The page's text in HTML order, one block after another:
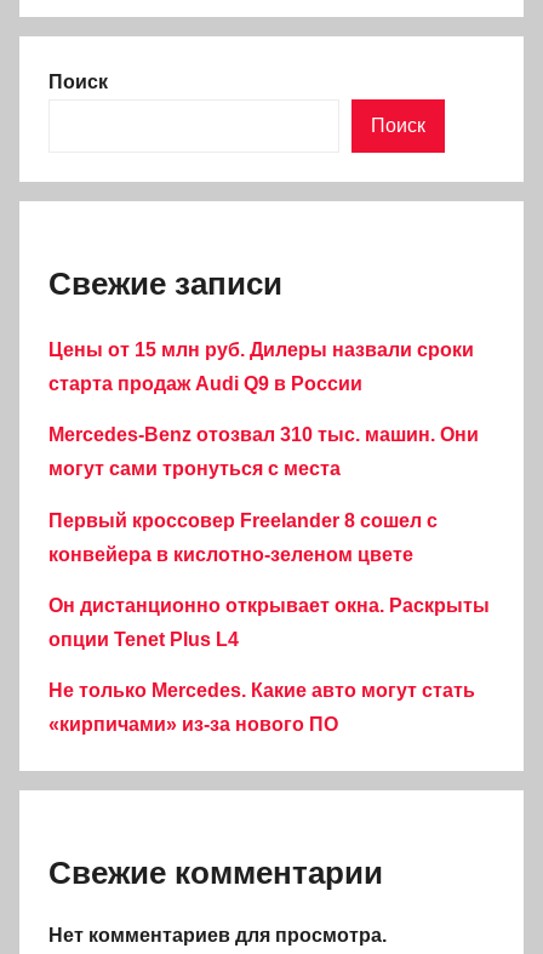
Поиск
Поиск
Свежие записи
Цены от 15 млн руб. Дилеры назвали сроки
старта продаж Audi Q9 в России
Mercedes-Benz отозвал 310 тыс. машин. Они
могут сами тронуться с места
Первый кроссовер Freelander 8 сошел с
конвейера в кислотно-зеленом цвете
Он дистанционно открывает окна. Раскрыты
опции Tenet Plus L4
Не только Mercedes. Какие авто могут стать
«кирпичами» из-за нового ПО
Свежие комментарии
Нет комментариев для просмотра.